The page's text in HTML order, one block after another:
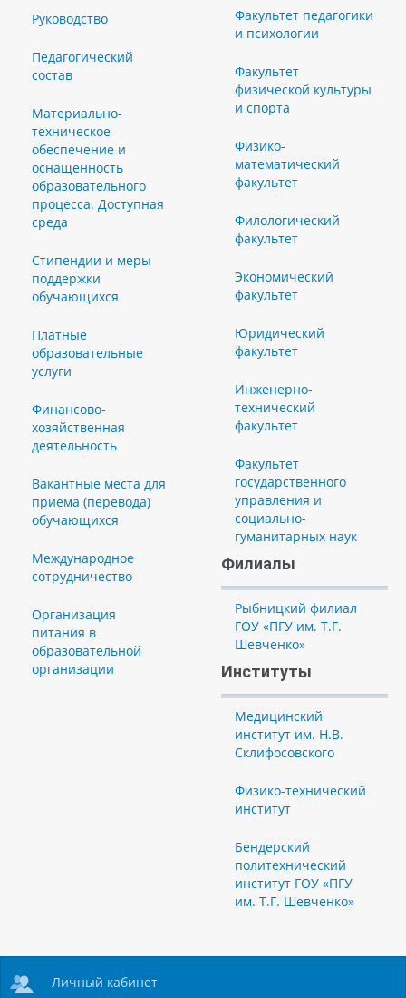
Руководство
Педагогический
состав
Материально-
техническое
обеспечение и
оснащенность
образовательного
процесса. Доступная
среда
Стипендии и меры
поддержки
обучающихся
Платные
образовательные
услуги
Финансово-
хозяйственная
деятельность
Вакантные места для
приема (перевода)
обучающихся
Международное
сотрудничество
Организация
питания в
образовательной
организации
Факультет педагогики
и психологии
Факультет
физической культуры
и спорта
Физико-
математический
факультет
Филологический
факультет
Экономический
факультет
Юридический
факультет
Инженерно-
технический
факультет
Факультет
государственного
управления и
социально-
гуманитарных наук
Филиалы
Рыбницкий филиал
ГОУ «ПГУ им. Т.Г.
Шевченко»
Институты
Медицинский
институт им. Н.В.
Склифосовского
Физико-технический
институт
Бендерский
политехнический
институт ГОУ «ПГУ
им. Т.Г. Шевченко»
Личный кабинет